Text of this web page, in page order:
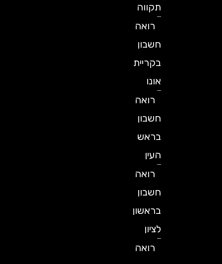
תקווה
רואה
חשבון
בקריית
רואה
חשבון
בראש
רואה
חשבון
בראשון
רואה